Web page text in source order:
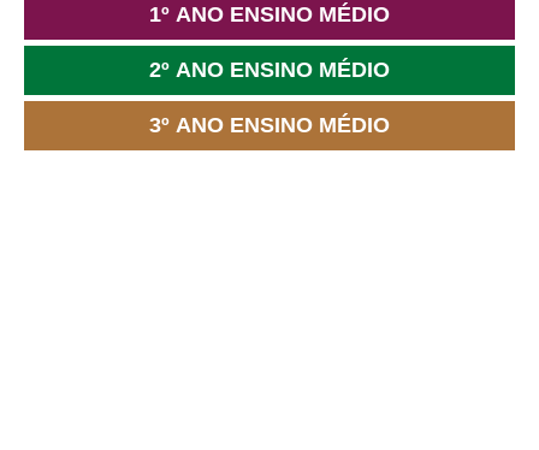
1º ANO ENSINO MÉDIO
2º ANO ENSINO MÉDIO
3º ANO ENSINO MÉDIO